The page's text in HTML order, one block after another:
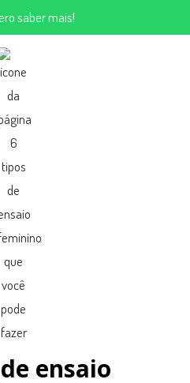
ensaio
saber mais!